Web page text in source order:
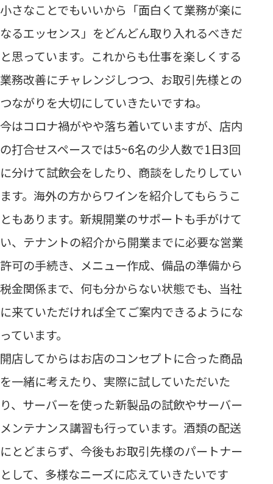
小さなことでもいいから「面白くて業務が楽に
なるエッセンス」をどんどん取り入れるべきだ
と思っています。これからも仕事を楽しくする
業務改善にチャレンジしつつ、お取引先様との
つながりを大切にしていきたいですね。
今はコロナ禍がやや落ち着いていますが、店内
の打合せスペースでは5~6名の少人数で1日3回
に分けて試飲会をしたり、商談をしたりしてい
ます。海外の方からワインを紹介してもらうこ
ともあります。新規開業のサポートも手がけて
い、テナントの紹介から開業までに必要な営業
許可の手続き、メニュー作成、備品の準備から
税金関係まで、何も分からない状態でも、当社
に来ていただければ全てご案内できるようにな
っています。
開店してからはお店のコンセプトに合った商品
を一緒に考えたり、実際に試していただいた
り、サーバーを使った新製品の試飲やサーバー
メンテナンス講習も行っています。酒類の配送
にとどまらず、今後もお取引先様のパートナー
として、多様なニーズに応えていきたいです